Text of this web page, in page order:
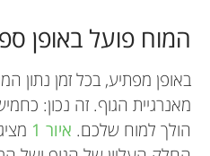
n
d
s
המוח פועל באופן
מאנרגיית הגוף. זה נכון:
הולך למוח שלכם. איור 1